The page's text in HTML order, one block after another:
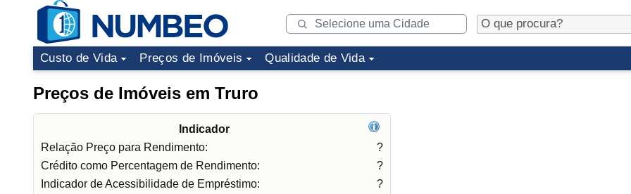
Custo de Vida Preços de Imóveis Qualidade de Vida
Preços de Imóveis em Truro
Indicador
Relação Preço para Rendimento:
?
Crédito como Percentagem de Rendimento:
?
Indicador de Acessibilidade de Empréstimo:
?